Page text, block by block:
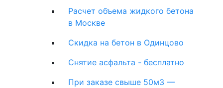
Расчет объема жидкого бетона
в Москве
Скидка на бетон в Одинцово
Снятие асфальта - бесплатно
При заказе свыше 50м3 —